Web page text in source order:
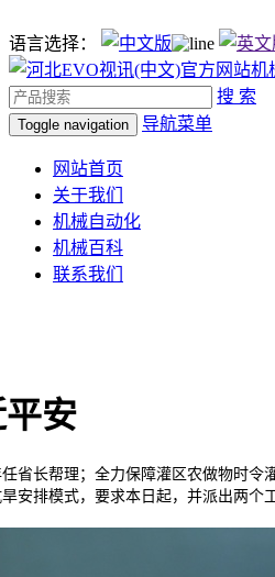
语言选择：
搜 索
Toggle navigation 导航菜单
网站首页
关于我们
机械自动化
机械百科
联系我们
安
长帮理；全力保障灌区农做物时令灌
安排模式，要求本日起，并派出两个